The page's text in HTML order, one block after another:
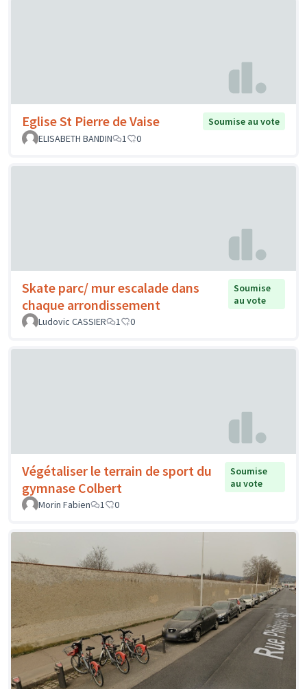
Eglise St Pierre de Vaise
Soumise au vote
ELISABETH BANDIN
1 0
Skate parc/ mur escalade dans
chaque arrondissement
Soumise
au vote
Ludovic CASSIER
1 0
Végétaliser le terrain de sport du
gymnase Colbert
Soumise
au vote
Morin Fabien
1 0